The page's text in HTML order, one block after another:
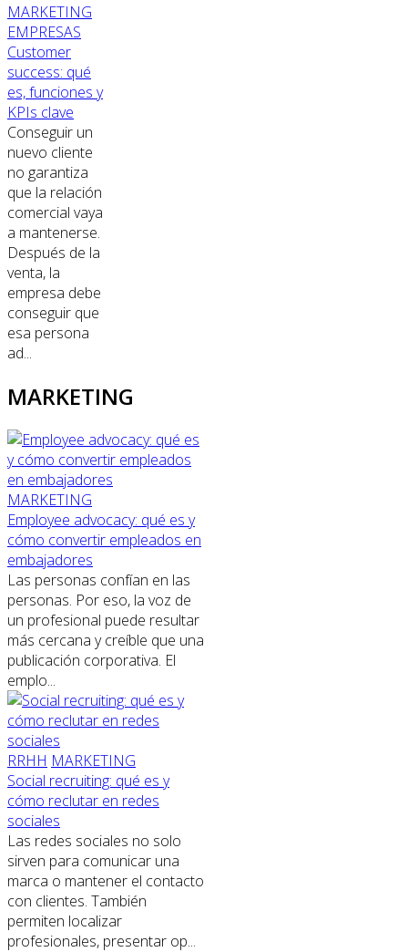
MARKETING
EMPRESAS
Customer
success: qué
es, funciones y
KPIs clave
Conseguir un
nuevo cliente
no garantiza
que la relación
comercial vaya
a mantenerse.
Después de la
venta, la
empresa debe
conseguir que
esa persona
ad...
MARKETING
MARKETING
Employee advocacy: qué es y
cómo convertir empleados en
embajadores
Las personas confían en las
personas. Por eso, la voz de
un profesional puede resultar
más cercana y creíble que una
publicación corporativa. El
emplo...
RRHH MARKETING
Social recruiting: qué es y
cómo reclutar en redes
sociales
Las redes sociales no solo
sirven para comunicar una
marca o mantener el contacto
con clientes. También
permiten localizar
profesionales, presentar op...